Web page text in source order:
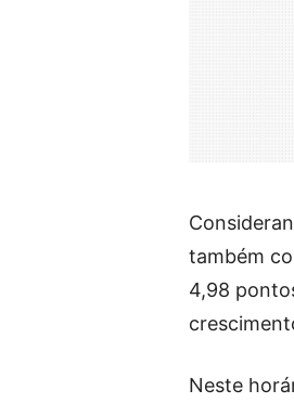
também
4,98
Neste